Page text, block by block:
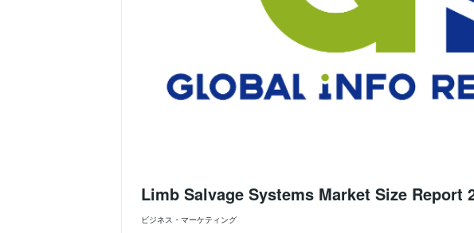
Limb Salvage Systems Market Size Report
ビジネス・マーケティング